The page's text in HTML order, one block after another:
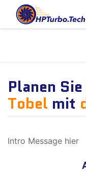
Planen Sie
Tobel mit
Intro Message hier